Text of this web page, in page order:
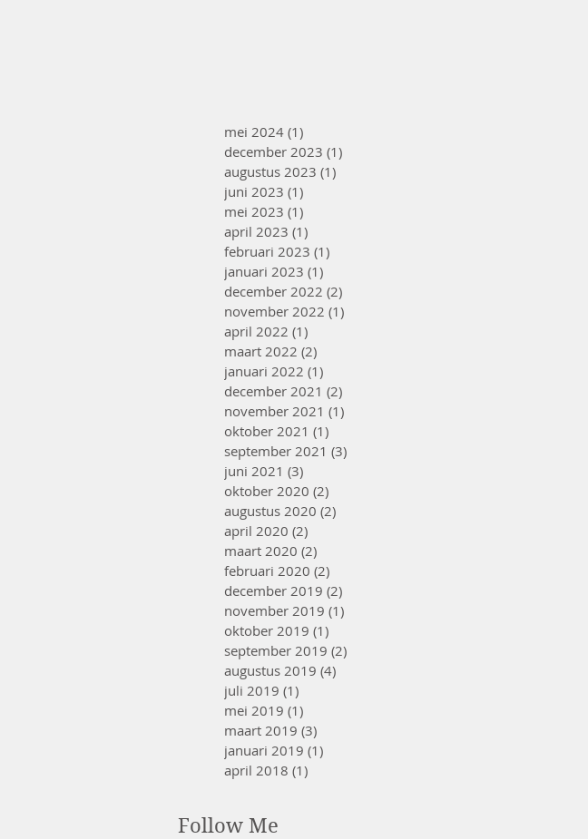
mei 2024 (1)
december 2023 (1)
augustus 2023 (1)
juni 2023 (1)
mei 2023 (1)
april 2023 (1)
februari 2023 (1)
januari 2023 (1)
december 2022 (2)
november 2022 (1)
april 2022 (1)
maart 2022 (2)
januari 2022 (1)
december 2021 (2)
november 2021 (1)
oktober 2021 (1)
september 2021 (3)
juni 2021 (3)
oktober 2020 (2)
augustus 2020 (2)
april 2020 (2)
maart 2020 (2)
februari 2020 (2)
december 2019 (2)
november 2019 (1)
oktober 2019 (1)
september 2019 (2)
augustus 2019 (4)
juli 2019 (1)
mei 2019 (1)
maart 2019 (3)
januari 2019 (1)
april 2018 (1)
Follow Me